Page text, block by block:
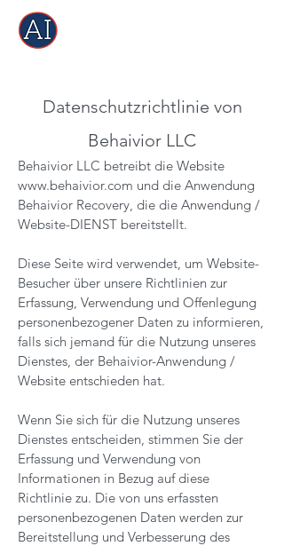
Datenschutzrichtlinie von
Behaivior LLC
Behaivior LLC betreibt die Website
www.behaivior.com und die Anwendung
Behaivior Recovery, die die Anwendung /
Website-DIENST bereitstellt.
Diese Seite wird verwendet, um Website-
Besucher über unsere Richtlinien zur
Erfassung, Verwendung und Offenlegung
personenbezogener Daten zu informieren,
falls sich jemand für die Nutzung unseres
Dienstes, der Behaivior-Anwendung /
Website entschieden hat.
Wenn Sie sich für die Nutzung unseres
Dienstes entscheiden, stimmen Sie der
Erfassung und Verwendung von
Informationen in Bezug auf diese
Richtlinie zu. Die von uns erfassten
personenbezogenen Daten werden zur
Bereitstellung und Verbesserung des